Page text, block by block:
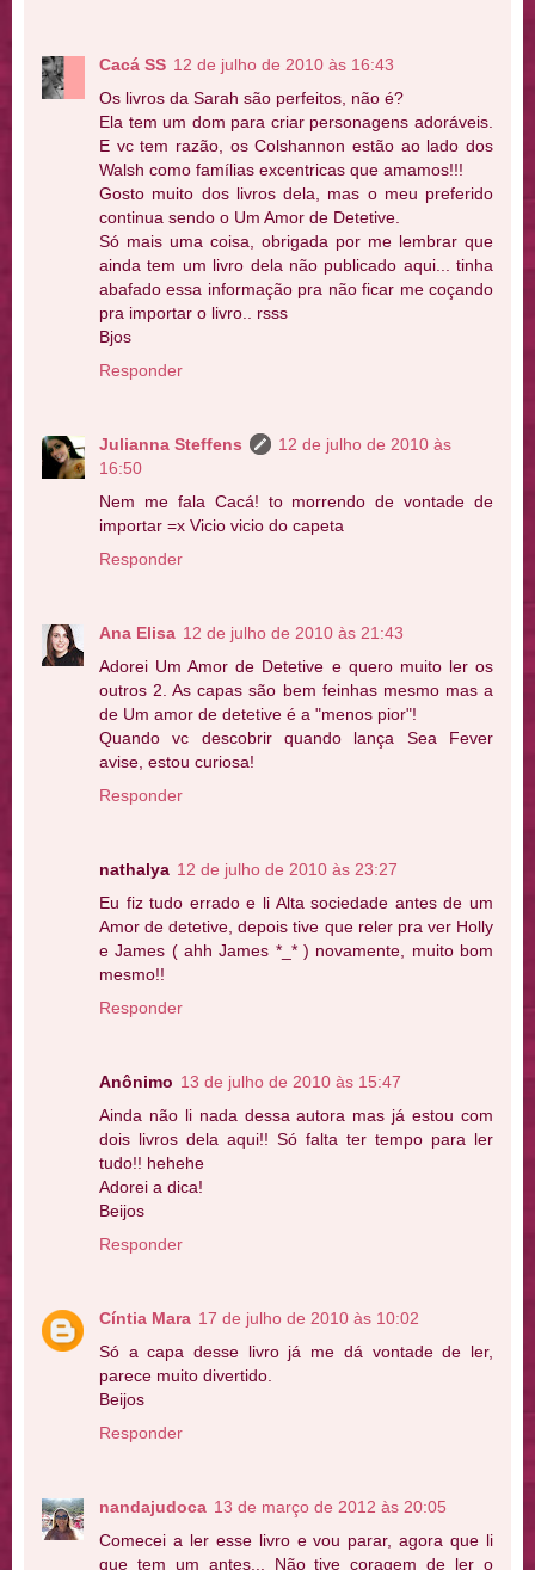
Cacá SS 12 de julho de 2010 às 16:43
Os livros da Sarah são perfeitos, não é?
Ela tem um dom para criar personagens adoráveis.
E vc tem razão, os Colshannon estão ao lado dos
Walsh como famílias excentricas que amamos!!!
Gosto muito dos livros dela, mas o meu preferido
continua sendo o Um Amor de Detetive.
Só mais uma coisa, obrigada por me lembrar que
ainda tem um livro dela não publicado aqui... tinha
abafado essa informação pra não ficar me coçando
pra importar o livro.. rsss
Bjos
Responder
Julianna Steffens
12 de julho de 2010 às
16:50
Nem me fala Cacá! to morrendo de vontade de
importar =x Vicio vicio do capeta
Responder
Ana Elisa 12 de julho de 2010 às 21:43
Adorei Um Amor de Detetive e quero muito ler os
outros 2. As capas são bem feinhas mesmo mas a
de Um amor de detetive é a "menos pior"!
Quando vc descobrir quando lança Sea Fever
avise, estou curiosa!
Responder
nathalya 12 de julho de 2010 às 23:27
Eu fiz tudo errado e li Alta sociedade antes de um
Amor de detetive, depois tive que reler pra ver Holly
e James ( ahh James *_* ) novamente, muito bom
mesmo!!
Responder
Anônimo 13 de julho de 2010 às 15:47
Ainda não li nada dessa autora mas já estou com
dois livros dela aqui!! Só falta ter tempo para ler
tudo!! hehehe
Adorei a dica!
Beijos
Responder
Cíntia Mara 17 de julho de 2010 às 10:02
Só a capa desse livro já me dá vontade de ler,
parece muito divertido.
Beijos
Responder
nandajudoca 13 de março de 2012 às 20:05
Comecei a ler esse livro e vou parar, agora que li
que tem um antes... Não tive coragem de ler o